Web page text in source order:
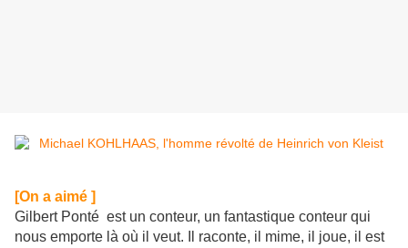
[On a aimé ]
Gilbert Ponté est un conteur, un fantastique conteur qui
nous emporte là où il veut. Il raconte, il mime, il joue, il est